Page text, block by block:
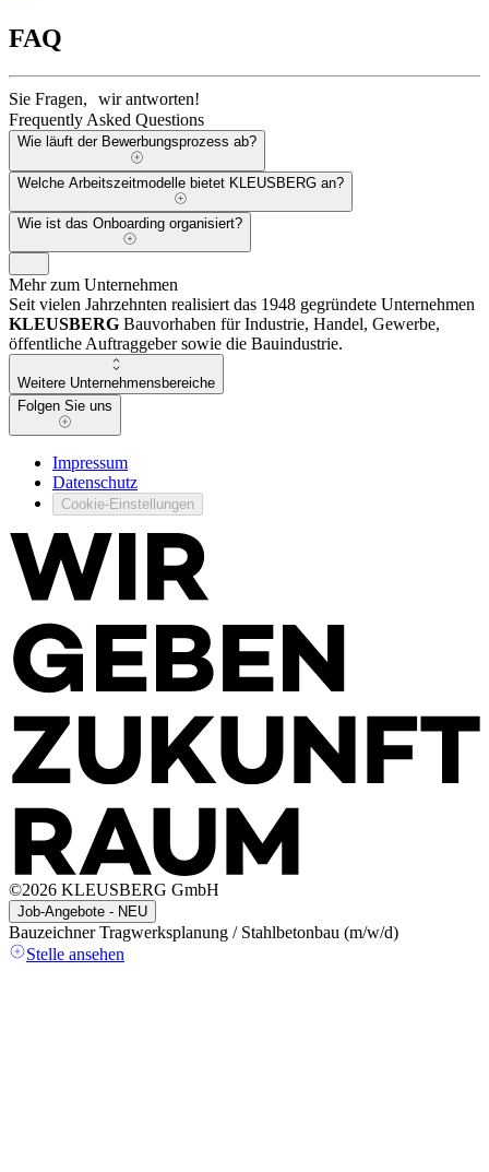
FAQ
Sie Fragen, wir antworten!
Frequently Asked Questions
Wie läuft der Bewerbungsprozess ab?
Welche Arbeitszeitmodelle bietet KLEUSBERG an?
Wie ist das Onboarding organisiert?
Mehr zum Unternehmen
Seit vielen Jahrzehnten realisiert das 1948 gegründete Unternehmen
KLEUSBERG Bauvorhaben für Industrie, Handel, Gewerbe,
öffentliche Auftraggeber sowie die Bauindustrie.
Weitere Unternehmensbereiche
Folgen Sie uns
Impressum
Datenschutz
Cookie-Einstellungen
©2026 KLEUSBERG GmbH
Job-Angebote - NEU
Bauzeichner Tragwerksplanung / Stahlbetonbau (m/w/d)
Stelle ansehen